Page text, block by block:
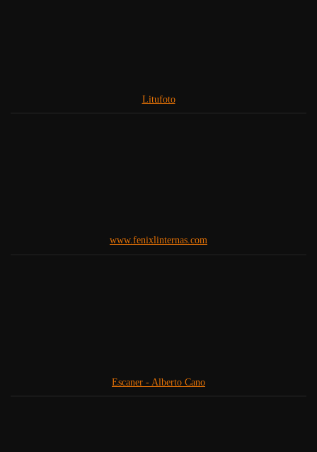
Litufoto
www.fenixlinternas.com
Escaner - Alberto Cano